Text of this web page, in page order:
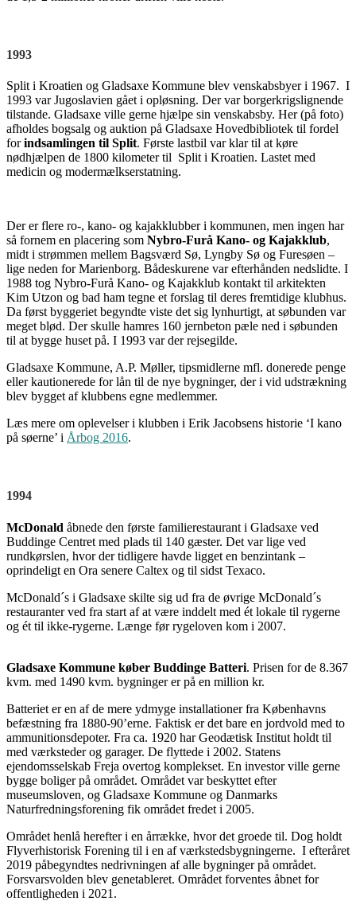
1993
Split i Kroatien og Gladsaxe Kommune blev venskabsbyer i 1967. I
1993 var Jugoslavien gået i opløsning. Der var borgerkrigslignende
tilstande. Gladsaxe ville gerne hjælpe sin venskabsby. Her (på foto)
afholdes bogsalg og auktion på Gladsaxe Hovedbibliotek til fordel
forindsamlingen til Split. Første lastbil var klar til at køre
nødhjælpen de 1800 kilometer til Split i Kroatien. Lastet med
medicin og modermælkserstatning.
Der er flere ro-, kano- og kajakklubber i kommunen, men ingen har
så fornem en placering som Nybro-Furå Kano- og Kajakklub,
midt i strømmen mellem Bagsværd Sø, Lyngby Sø og Furesøen –
lige neden for Marienborg. Bådeskurene var efterhånden nedslidte. I
1988 tog Nybro-Furå Kano- og Kajakklub kontakt til arkitekten
Kim Utzon og bad ham tegne et forslag til deres fremtidige klubhus.
Da først byggeriet begyndte viste det sig lynhurtigt, at søbunden var
meget blød. Der skulle hamres 160 jernbeton pæle ned i søbunden
til at bygge huset på. I 1993 var der rejsegilde.
Gladsaxe Kommune, A.P. Møller, tipsmidlerne mfl. donerede penge
eller kautionerede for lån til de nye bygninger, der i vid udstrækning
blev bygget af klubbens egne medlemmer.
Læs mere om oplevelser i klubben i Erik Jacobsens historie ‘I kano
på søerne’ i Årbog 2016.
1994
McDonald åbnede den første familierestaurant i Gladsaxe ved
Buddinge Centret med plads til 140 gæster. Det var lige ved
rundkørslen, hvor der tidligere havde ligget en benzintank –
oprindeligt en Ora senere Caltex og til sidst Texaco.
McDonald´s i Gladsaxe skilte sig ud fra de øvrige McDonald´s
restauranter ved fra start af at være inddelt med ét lokale til rygerne
og ét til ikke-rygerne. Længe før rygeloven kom i 2007.
Gladsaxe Kommune køber Buddinge Batteri. Prisen for de 8.367
kvm. med 1490 kvm. bygninger er på en million kr.
Batteriet er en af de mere ydmyge installationer fra Københavns
befæstning fra 1880-90’erne. Faktisk er det bare en jordvold med to
ammunitionsdepoter. Fra ca. 1920 har Geodætisk Institut holdt til
med værksteder og garager. De flyttede i 2002. Statens
ejendomsselskab Freja overtog komplekset. En investor ville gerne
bygge boliger på området. Området var beskyttet efter
museumsloven, og Gladsaxe Kommune og Danmarks
Naturfredningsforening fik området fredet i 2005.
Området henlå herefter i en årrække, hvor det groede til. Dog holdt
Flyverhistorisk Forening til i en af værkstedsbygningerne. I efteråret
2019 påbegyndtes nedrivningen af alle bygninger på området.
Forsvarsvolden blev genetableret. Området forventes åbnet for
offentligheden i 2021.